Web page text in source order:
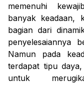
memenuhi
banyak keadaan,
bagian dari
penyelesaiannya
Namun pada
terdapat tipu
untuk